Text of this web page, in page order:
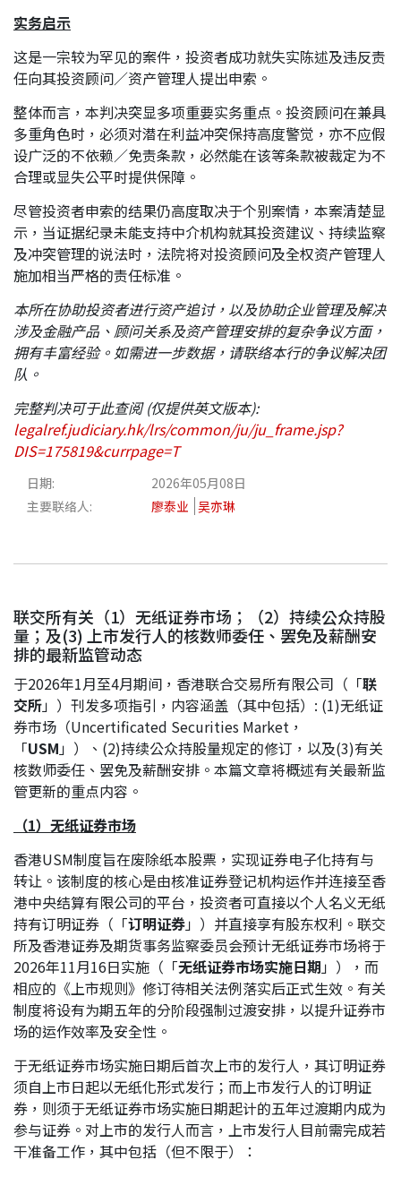
实务启示
这是一宗较为罕见的案件，投资者成功就失实陈述及违反责
任向其投资顾问／资产管理人提出申索。
整体而言，本判决突显多项重要实务重点。投资顾问在兼具
多重角色时，必须对潜在利益冲突保持高度警觉，亦不应假
设广泛的不依赖／免责条款，必然能在该等条款被裁定为不
合理或显失公平时提供保障。
尽管投资者申索的结果仍高度取决于个别案情，本案清楚显
示，当证据纪录未能支持中介机构就其投资建议、持续监察
及冲突管理的说法时，法院将对投资顾问及全权资产管理人
施加相当严格的责任标准。
本所在协助投资者进行资产追讨，以及协助企业管理及解决
涉及金融产品、顾问关系及资产管理安排的复杂争议方面，
拥有丰富经验。如需进一步数据，请联络本行的争议解决团
队。
完整判决可于此查阅 (仅提供英文版本):
legalref.judiciary.hk/lrs/common/ju/ju_frame.jsp?
DIS=175819&currpage=T
日期:
2026年05月08日
主要联络人:
廖泰业 吴亦琳
联交所有关（1）无纸证券市场；（2）持续公众持股
量；及(3) 上市发行人的核数师委任、罢免及薪酬安
排的最新监管动态
于2026年1月至4月期间，香港联合交易所有限公司（「联
交所」）刊发多项指引，内容涵盖（其中包括）: (1)无纸证
券市场（Uncertificated Securities Market，
「USM」）、(2)持续公众持股量规定的修订，以及(3)有关
核数师委任、罢免及薪酬安排。本篇文章将概述有关最新监
管更新的重点内容。
（1）无纸证券市场
香港USM制度旨在废除纸本股票，实现证券电子化持有与
转让。该制度的核心是由核准证券登记机构运作并连接至香
港中央结算有限公司的平台，投资者可直接以个人名义无纸
持有订明证券（「订明证券」）并直接享有股东权利。联交
所及香港证券及期货事务监察委员会预计无纸证券市场将于
2026年11月16日实施（「无纸证券市场实施日期」），而
相应的《上市规则》修订待相关法例落实后正式生效。有关
制度将设有为期五年的分阶段强制过渡安排，以提升证券市
场的运作效率及安全性。
于无纸证券市场实施日期后首次上市的发行人，其订明证券
须自上市日起以无纸化形式发行；而上市发行人的订明证
券，则须于无纸证券市场实施日期起计的五年过渡期内成为
参与证券。对上市的发行人而言，上市发行人目前需完成若
干准备工作，其中包括（但不限于）：